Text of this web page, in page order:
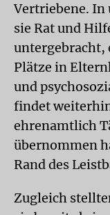
Vertriebene. In
sie Rat und
untergebracht,
Plätze in
und
findet
ehrenamtlich
übernommen
Rand des
Zugleich